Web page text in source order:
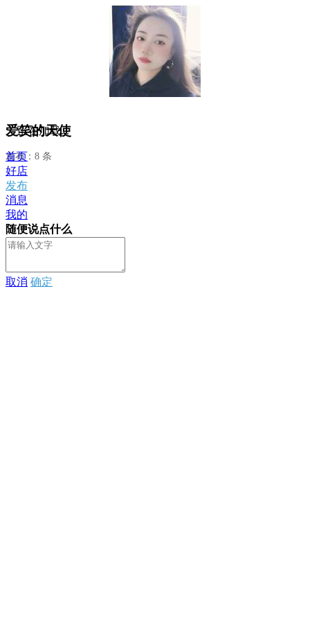
爱笑的天使
发布：8 条
正在加载...
首页
好店
发布
消息
我的
随便说点什么
取消 确定